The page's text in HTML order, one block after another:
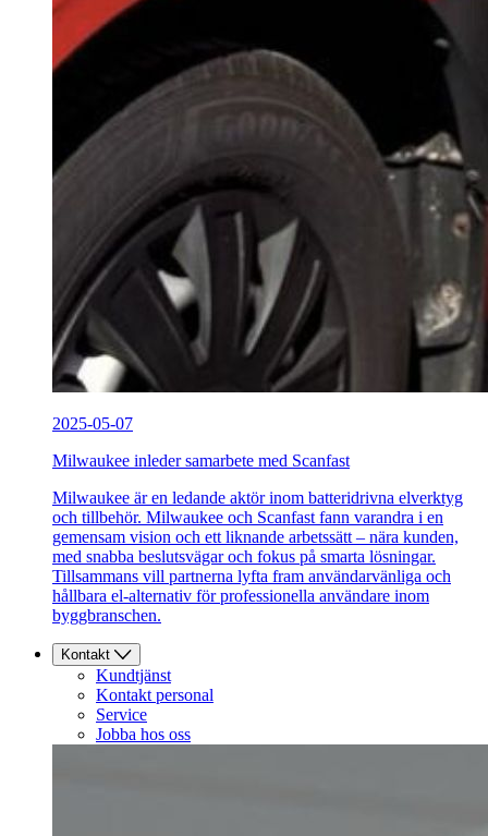
2025-05-07
Milwaukee inleder samarbete med Scanfast
Milwaukee är en ledande aktör inom batteridrivna elverktyg
och tillbehör. Milwaukee och Scanfast fann varandra i en
gemensam vision och ett liknande arbetssätt – nära kunden,
med snabba beslutsvägar och fokus på smarta lösningar.
Tillsammans vill partnerna lyfta fram användarvänliga och
hållbara el-alternativ för professionella användare inom
byggbranschen.
Kontakt
Kundtjänst
Kontakt personal
Service
Jobba hos oss